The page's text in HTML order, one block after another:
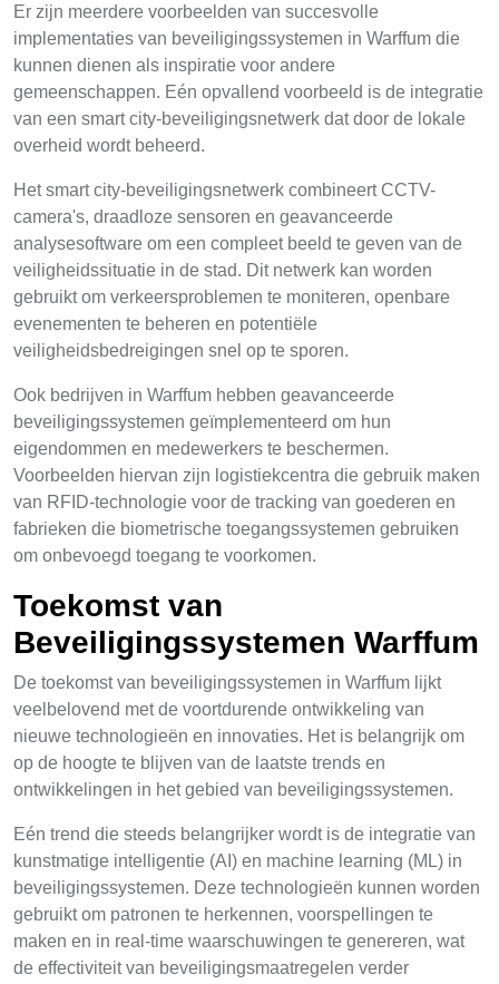
Er zijn meerdere voorbeelden van succesvolle
implementaties van beveiligingssystemen in Warffum die
kunnen dienen als inspiratie voor andere
gemeenschappen. Eén opvallend voorbeeld is de integratie
van een smart city-beveiligingsnetwerk dat door de lokale
overheid wordt beheerd.
Het smart city-beveiligingsnetwerk combineert CCTV-
camera's, draadloze sensoren en geavanceerde
analysesoftware om een compleet beeld te geven van de
veiligheidssituatie in de stad. Dit netwerk kan worden
gebruikt om verkeersproblemen te moniteren, openbare
evenementen te beheren en potentiële
veiligheidsbedreigingen snel op te sporen.
Ook bedrijven in Warffum hebben geavanceerde
beveiligingssystemen geïmplementeerd om hun
eigendommen en medewerkers te beschermen.
Voorbeelden hiervan zijn logistiekcentra die gebruik maken
van RFID-technologie voor de tracking van goederen en
fabrieken die biometrische toegangssystemen gebruiken
om onbevoegd toegang te voorkomen.
Toekomst van
Beveiligingssystemen Warffum
De toekomst van beveiligingssystemen in Warffum lijkt
veelbelovend met de voortdurende ontwikkeling van
nieuwe technologieën en innovaties. Het is belangrijk om
op de hoogte te blijven van de laatste trends en
ontwikkelingen in het gebied van beveiligingssystemen.
Eén trend die steeds belangrijker wordt is de integratie van
kunstmatige intelligentie (AI) en machine learning (ML) in
beveiligingssystemen. Deze technologieën kunnen worden
gebruikt om patronen te herkennen, voorspellingen te
maken en in real-time waarschuwingen te genereren, wat
de effectiviteit van beveiligingsmaatregelen verder